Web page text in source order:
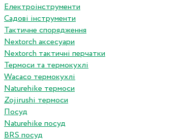
Електроінструменти
Садові інструменти
Тактичне спорядження
Nextorch аксесуари
Nextorch тактичні перчатки
Термоси та термокухлі
Wacaco термокухлі
Naturehike термоси
Zojirushi термоси
Посуд
Naturehike посуд
BRS посуд